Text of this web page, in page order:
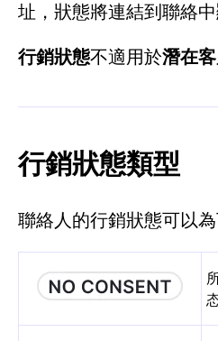
址，狀態將連結到聯絡中
行銷狀態不適用於潛在
行銷狀態類型
聯絡人的行銷狀態可以